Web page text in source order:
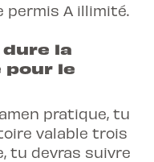
permis A illimité.
la
pour le
pratique, tu
valable trois
tu devras suivre